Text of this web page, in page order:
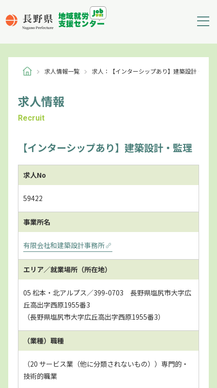
求人情報一覧 求人：【インターシップあり】建築設計・監理
求人情報
Recruit
【インターシップあり】建築設計・監理
求人No
59422
事業所名
有限会社和建築設計事務所
エリア／就業場所（所在地）
05 松本・北アルプス／399-0703 長野県塩尻市大字広
丘高出字西原1955番3
（長野県塩尻市大字広丘高出字西原1955番3）
（業種）職種
（20 サービス業（他に分類されないもの））専門的・
技術的職業